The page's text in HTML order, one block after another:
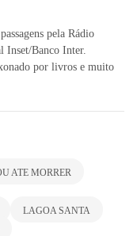
pela Rádio
Inset/Banco Inter.
por livros e muito
ATE MORRER
LAGOA SANTA